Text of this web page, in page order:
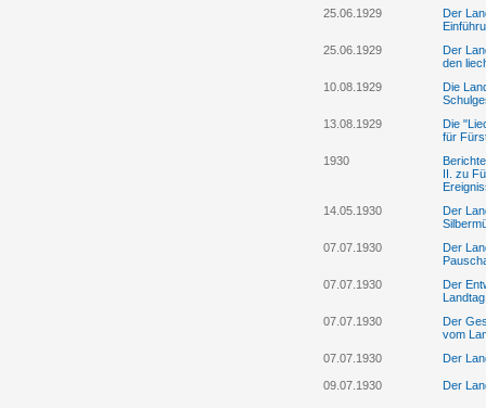
25.06.1929
Der
25.06.1929
Der
den
10.08.1929
Die
13.08.1929
Die
für
1930
II. zu
14.05.1930
Der
07.07.1930
Der
07.07.1930
Der
07.07.1930
Der
vom
07.07.1930
Der
09.07.1930 Der